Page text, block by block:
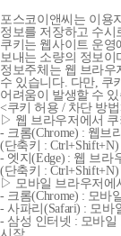
포스코이앤씨는 이용
정보를 저장하고 수시
쿠키는 웹사이트 운영
보내는 소량의 정보이
정보주체는 웹 브라우
수 있습니다. 다만, 쿠
어려움이 발생할 수
<쿠키 허용 / 차단 방
▷ 웹 브라우저에서
- 크롬(Chrome) : 웹브
(단축키 : Ctrl+Shift+N)
- 엣지(Edge) : 웹 브라
(단축키 : Ctrl+Shift+N)
▷ 모바일 브라우저에
- 크롬(Chrome) : 모바
- 사파리(Safari) : 모바
- 삼성 인터넷 : 모바일